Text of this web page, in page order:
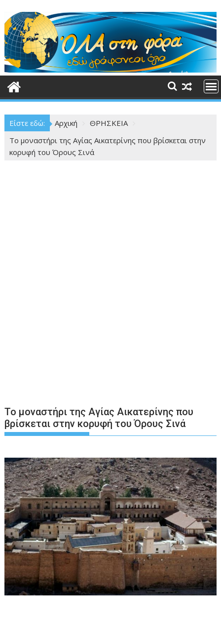
στο
περιεχόμενο
Είστε εδώ: Αρχική
ΘΡΗΣΚΕΙΑ
Το μοναστήρι της Αγίας Αικατερίνης που βρίσκεται στην
κορυφή του Όρους Σινά
Το μοναστήρι της Αγίας Αικατερίνης που
βρίσκεται στην κορυφή του Όρους Σινά